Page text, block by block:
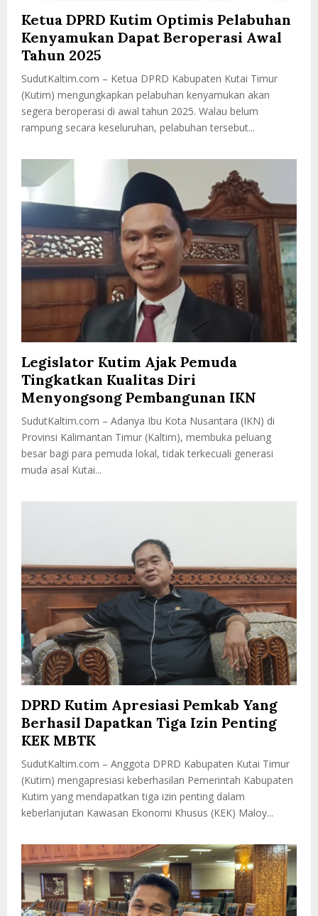
Ketua DPRD Kutim Optimis Pelabuhan
Kenyamukan Dapat Beroperasi Awal
Tahun 2025
SudutKaltim.com – Ketua DPRD Kabupaten Kutai Timur
(Kutim) mengungkapkan pelabuhan kenyamukan akan
segera beroperasi di awal tahun 2025. Walau belum
rampung secara keseluruhan, pelabuhan tersebut...
Legislator Kutim Ajak Pemuda
Tingkatkan Kualitas Diri
Menyongsong Pembangunan IKN
SudutKaltim.com – Adanya Ibu Kota Nusantara (IKN) di
Provinsi Kalimantan Timur (Kaltim), membuka peluang
besar bagi para pemuda lokal, tidak terkecuali generasi
muda asal Kutai...
DPRD Kutim Apresiasi Pemkab Yang
Berhasil Dapatkan Tiga Izin Penting
KEK MBTK
SudutKaltim.com – Anggota DPRD Kabupaten Kutai Timur
(Kutim) mengapresiasi keberhasilan Pemerintah Kabupaten
Kutim yang mendapatkan tiga izin penting dalam
keberlanjutan Kawasan Ekonomi Khusus (KEK) Maloy...